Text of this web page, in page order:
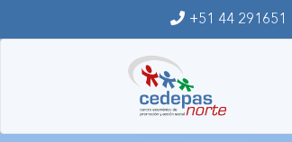
+51 44 291651